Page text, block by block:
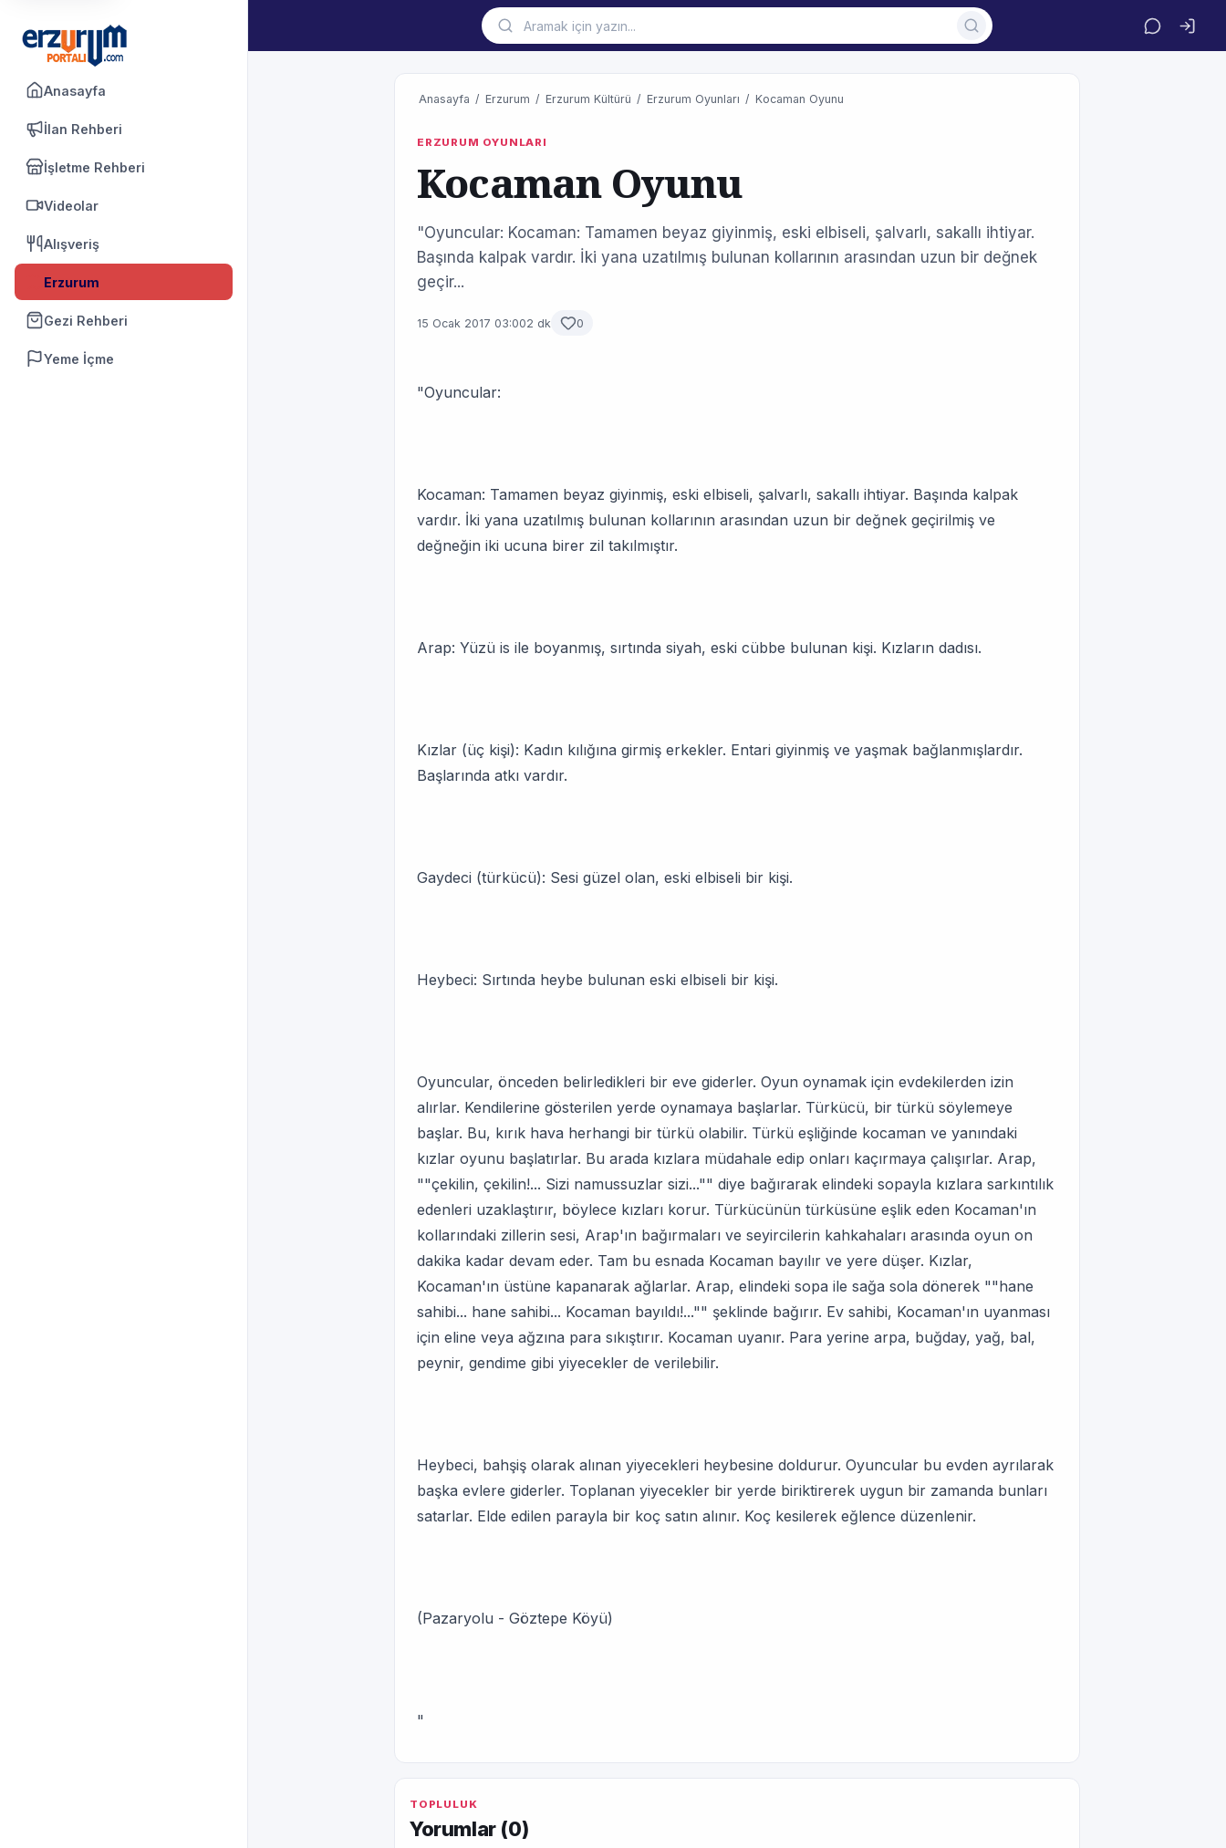
Anasayfa
İlan Rehberi
İşletme Rehberi
Videolar
Alışveriş
Erzurum
Gezi Rehberi
Yeme İçme
Anasayfa / Erzurum / Erzurum Kültürü / Erzurum Oyunları / Kocaman Oyunu
ERZURUM OYUNLARI
Kocaman Oyunu
"Oyuncular: Kocaman: Tamamen beyaz giyinmiş, eski elbiseli, şalvarlı, sakallı ihtiyar.
Başında kalpak vardır. İki yana uzatılmış bulunan kollarının arasından uzun bir değnek
geçir...
15 Ocak 2017 03:002 dk 0
"Oyuncular:
Kocaman: Tamamen beyaz giyinmiş, eski elbiseli, şalvarlı, sakallı ihtiyar. Başında kalpak
vardır. İki yana uzatılmış bulunan kollarının arasından uzun bir değnek geçirilmiş ve
değneğin iki ucuna birer zil takılmıştır.
Arap: Yüzü is ile boyanmış, sırtında siyah, eski cübbe bulunan kişi. Kızların dadısı.
Kızlar (üç kişi): Kadın kılığına girmiş erkekler. Entari giyinmiş ve yaşmak bağlanmışlardır.
Başlarında atkı vardır.
Gaydeci (türkücü): Sesi güzel olan, eski elbiseli bir kişi.
Heybeci: Sırtında heybe bulunan eski elbiseli bir kişi.
Oyuncular, önceden belirledikleri bir eve giderler. Oyun oynamak için evdekilerden izin
alırlar. Kendilerine gösterilen yerde oynamaya başlarlar. Türkücü, bir türkü söylemeye
başlar. Bu, kırık hava herhangi bir türkü olabilir. Türkü eşliğinde kocaman ve yanındaki
kızlar oyunu başlatırlar. Bu arada kızlara müdahale edip onları kaçırmaya çalışırlar. Arap,
""çekilin, çekilin!... Sizi namussuzlar sizi..."" diye bağırarak elindeki sopayla kızlara sarkıntılık
edenleri uzaklaştırır, böylece kızları korur. Türkücünün türküsüne eşlik eden Kocaman'ın
kollarındaki zillerin sesi, Arap'ın bağırmaları ve seyircilerin kahkahaları arasında oyun on
dakika kadar devam eder. Tam bu esnada Kocaman bayılır ve yere düşer. Kızlar,
Kocaman'ın üstüne kapanarak ağlarlar. Arap, elindeki sopa ile sağa sola dönerek ""hane
sahibi... hane sahibi... Kocaman bayıldı!..."" şeklinde bağırır. Ev sahibi, Kocaman'ın uyanması
için eline veya ağzına para sıkıştırır. Kocaman uyanır. Para yerine arpa, buğday, yağ, bal,
peynir, gendime gibi yiyecekler de verilebilir.
Heybeci, bahşiş olarak alınan yiyecekleri heybesine doldurur. Oyuncular bu evden ayrılarak
başka evlere giderler. Toplanan yiyecekler bir yerde biriktirerek uygun bir zamanda bunları
satarlar. Elde edilen parayla bir koç satın alınır. Koç kesilerek eğlence düzenlenir.
(Pazaryolu - Göztepe Köyü)
"
TOPLULUK
Yorumlar (0)